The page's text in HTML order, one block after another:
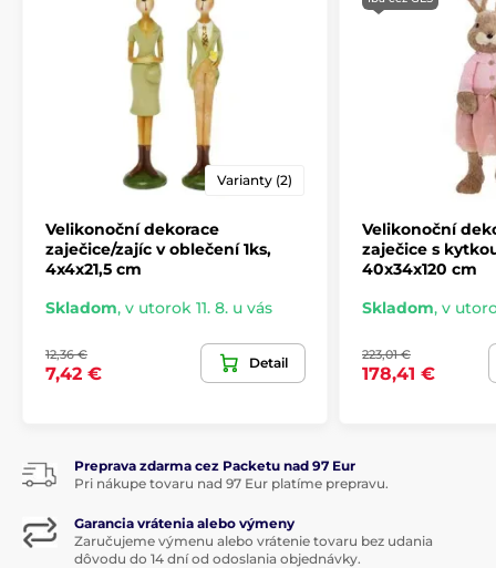
Varianty (2)
Velikonoční dekorace
zaječice/zajíc v oblečení 1ks,
4x4x21,5 cm
Skladom, v utorok 11. 8. u vás
12,36 €
7,42 €
Detail
Velikonoční
zaječice s
40x34x120 cm
Skladom, v
223,01 €
178,41 €
Preprava zdarma cez Packetu nad 97 Eur
Pri nákupe tovaru nad 97 Eur platíme prepravu.
Garancia vrátenia alebo výmeny
Zaručujeme výmenu alebo vrátenie tovaru bez udania
dôvodu do 14 dní od odoslania objednávky.